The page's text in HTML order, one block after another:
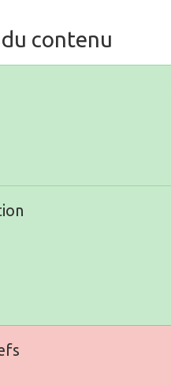
contenu